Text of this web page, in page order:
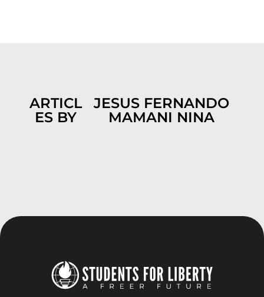
ARTICL
ES BY
JESUS FERNANDO
MAMANI NINA